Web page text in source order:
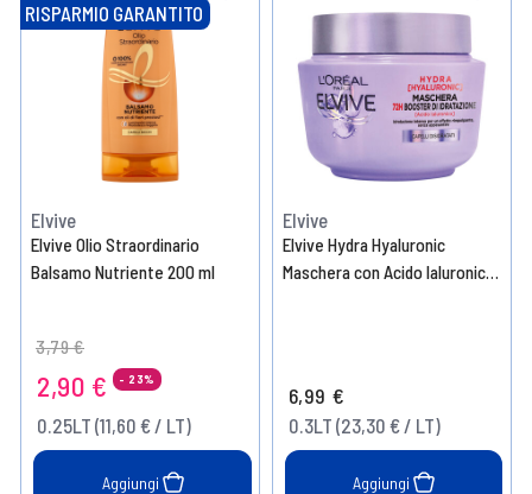
RISPARMIO GARANTITO
Elvive
Elvive Olio Straordinario
Balsamo Nutriente 200 ml
Price reduced from
3,79 €to
2,90 € - 23%
0.25LT (11,60 € / LT)
Aggiungi
Elvive
Elvive Hydra Hyaluronic
Maschera con Acido Ialuronico
6,99 €
0.3LT (23,30 € / LT)
Aggiungi